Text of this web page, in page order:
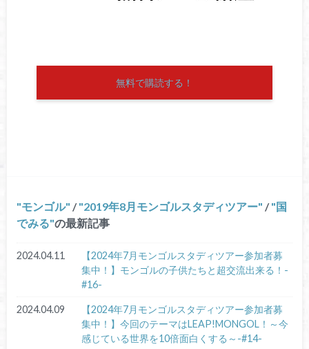
無料で購読する！
モンゴル / 2019年8月モンゴルスタディツアー / 国
でみる の最新記事
2024.04.11
【2024年7月モンゴルスタディツアー参加者募
集中！】モンゴルの子供たちと超交流出来る！-
#16-
2024.04.09
【2024年7月モンゴルスタディツアー参加者募
集中！】今回のテーマはLEAP!MONGOL！～今
感じている世界を10倍面白くする～-#14-